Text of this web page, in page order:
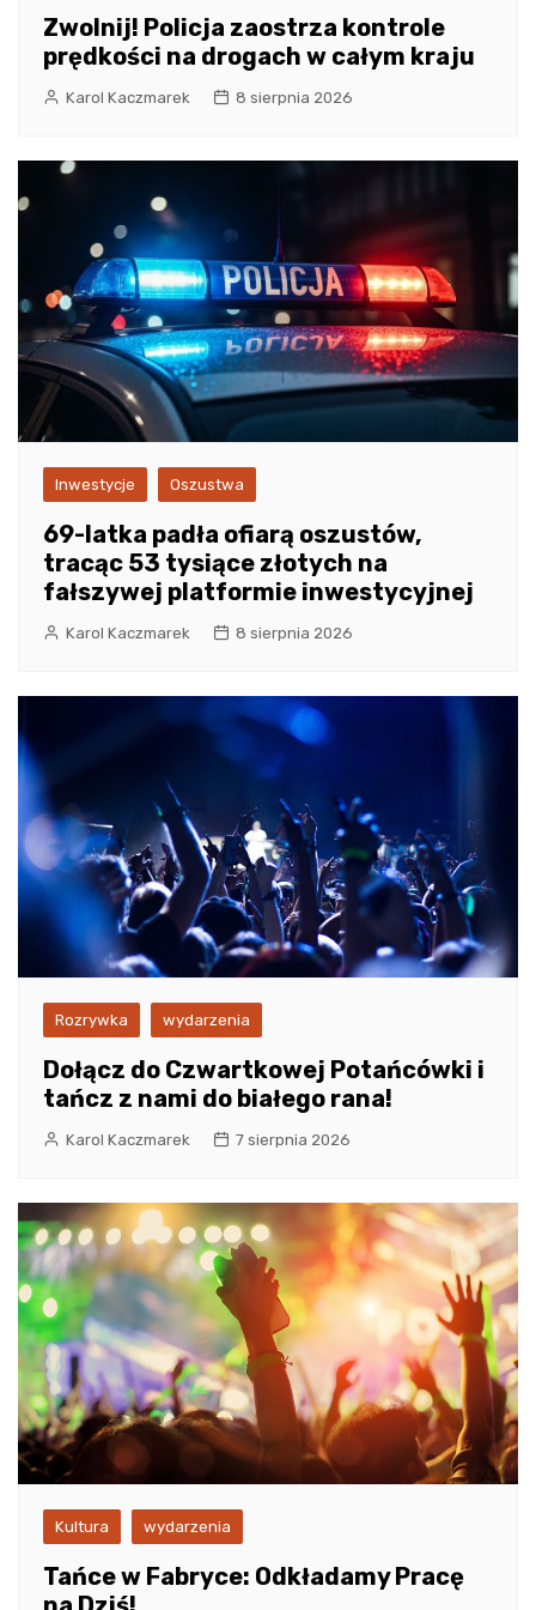
Zwolnij! Policja zaostrza kontrole
prędkości na drogach w całym kraju
Karol Kaczmarek 8 sierpnia 2026
Inwestycje Oszustwa
69-latka padła ofiarą oszustów,
tracąc 53 tysiące złotych na
fałszywej platformie inwestycyjnej
Karol Kaczmarek 8 sierpnia 2026
Rozrywka wydarzenia
Dołącz do Czwartkowej Potańcówki i
tańcz z nami do białego rana!
Karol Kaczmarek 7 sierpnia 2026
Kultura wydarzenia
Tańce w Fabryce: Odkładamy Pracę